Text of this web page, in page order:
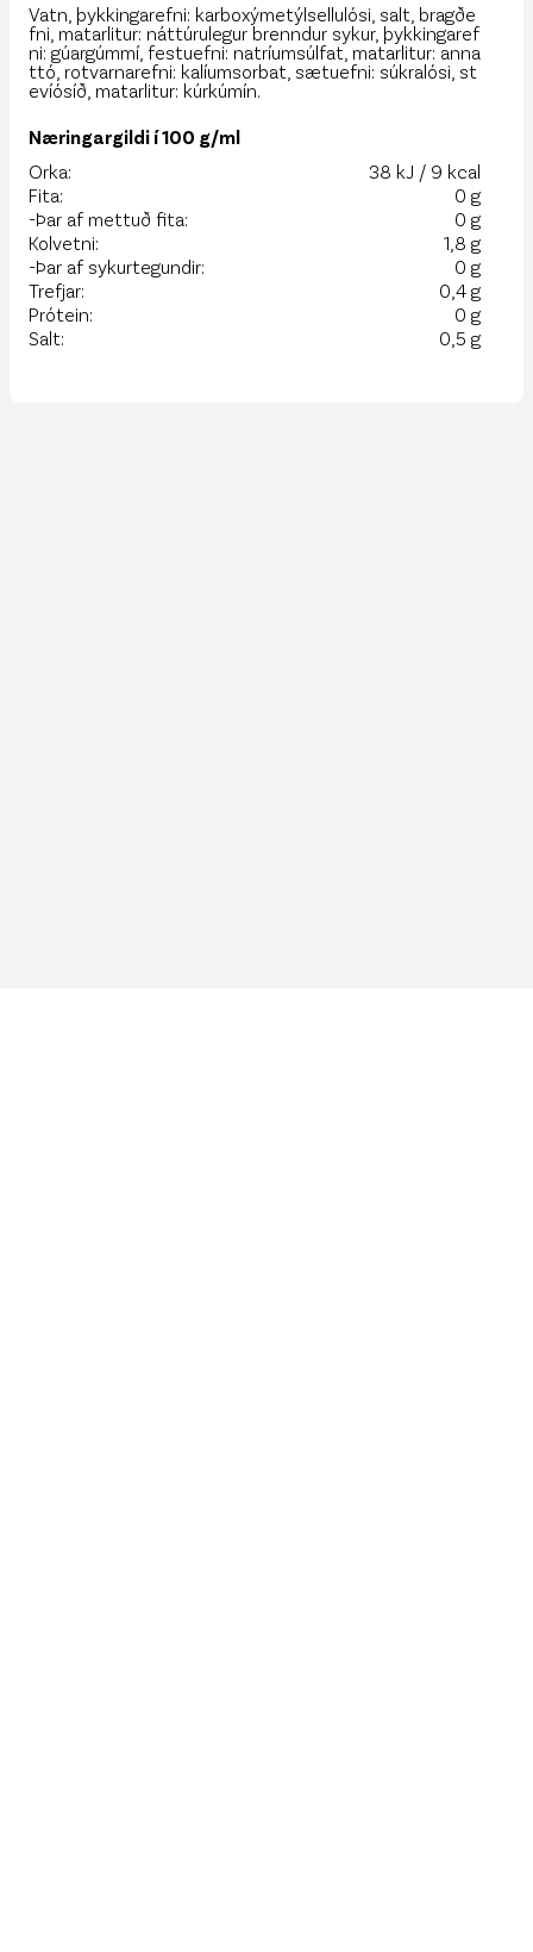
Vatn, þykkingarefni: karboxýmetýlsellulósi, salt, bragðe
fni, matarlitur: náttúrulegur brenndur sykur, þykkingaref
ni: gúargúmmí, festuefni: natríumsúlfat, matarlitur: anna
ttó, rotvarnarefni: kalíumsorbat, sætuefni: súkralósi, st
evíósíð, matarlitur: kúrkúmín.
Næringargildi í 100 g/ml
Orka:
38 kJ / 9 kcal
Fita:
0 g
-Þar af mettuð fita:
0 g
Kolvetni:
1,8 g
-Þar af sykurtegundir:
0 g
Trefjar:
0,4 g
Prótein:
0 g
Salt:
0,5 g